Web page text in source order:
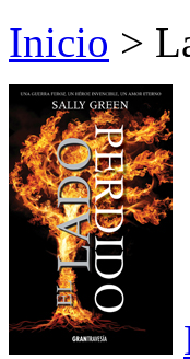
Inicio >